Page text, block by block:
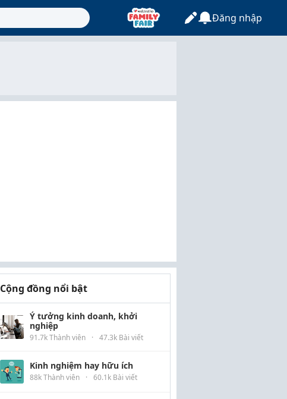
Đăng nhập
Cộng đồng nổi bật
Ý tưởng kinh doanh, khởi
nghiệp
91.7k Thành viên · 47.3k Bài viết
Kinh nghiệm hay hữu ích
88k Thành viên · 60.1k Bài viết